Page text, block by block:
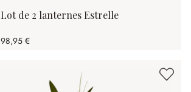
Lot de 2 lanternes Estrelle
98,95 €